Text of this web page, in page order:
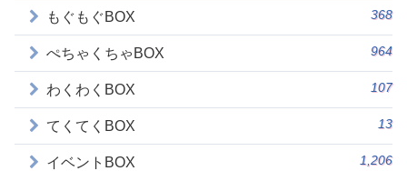
もぐもぐBOX 368
ぺちゃくちゃBOX 964
わくわくBOX 107
てくてくBOX 13
イベントBOX 1,206